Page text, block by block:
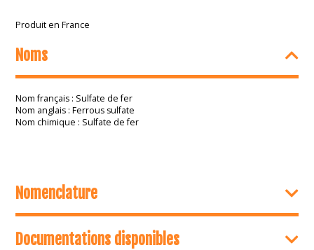
Produit en France
Noms
Nom français : Sulfate de fer
Nom anglais : Ferrous sulfate
Nom chimique : Sulfate de fer
Nomenclature
Documentations disponibles